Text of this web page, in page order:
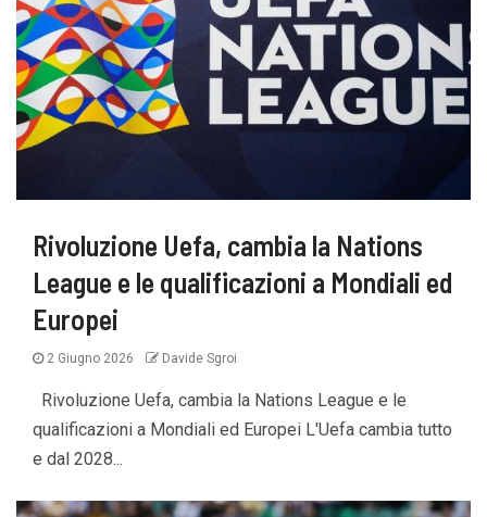
Rivoluzione Uefa, cambia la Nations
League e le qualificazioni a Mondiali ed
Europei
2 Giugno 2026 Davide Sgroi
Rivoluzione Uefa, cambia la Nations League e le
qualificazioni a Mondiali ed Europei L'Uefa cambia tutto
e dal 2028...